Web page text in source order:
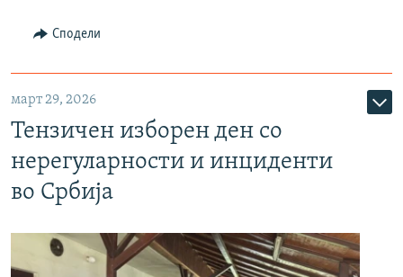
Сподели
март 29, 2026
Тензичен изборен ден со
нерегуларности и инциденти
во Србија